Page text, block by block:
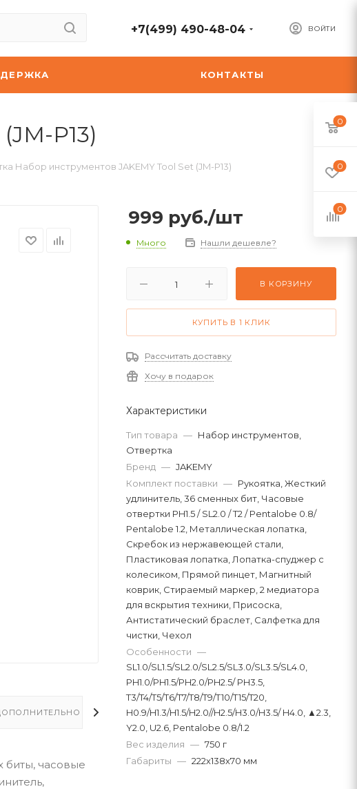
ВОЙТИ
+7(499) 490-48-04
КОНТАКТЫ
P13)
Набор инструментов JAKEMY Tool Set (JM-P13)
биты, часовые
999 руб./шт
Много Нашли дешевле?
В КОРЗИНУ
КУПИТЬ В 1 КЛИК
Рассчитать доставку
Хочу в подарок
Характеристики
Тип товара — Набор инструментов,
Отвертка
Бренд — JAKEMY
Комплект поставки — Рукоятка, Жесткий
удлинитель, 36 сменных бит, Часовые
отвертки PH1.5 / SL2.0 / T2 / Pentalobe 0.8/
Pentalobe 1.2, Металлическая лопатка,
Скребок из нержавеющей стали,
Пластиковая лопатка, Лопатка-спуджер с
колесиком, Прямой пинцет, Магнитный
коврик, Стираемый маркер, 2 медиатора
для вскрытия техники, Присоска,
Антистатический браслет, Салфетка для
чистки, Чехол
Особенности —
SL1.0/SL1.5/SL2.0/SL2.5/SL3.0/SL3.5/SL4.0,
PH1.0/PH1.5/PH2.0/PH2.5/ PH3.5,
T3/T4/T5/T6/T7/T8/T9/T10/T15/T20,
H0.9/H1.3/H1.5/H2.0//H2.5/H3.0/H3.5/ H4.0, ▲2.3,
Y2.0, U2.6, Pentalobe 0.8/1.2
Вес изделия — 750 г
Габариты — 222х138х70 мм
0
0
0